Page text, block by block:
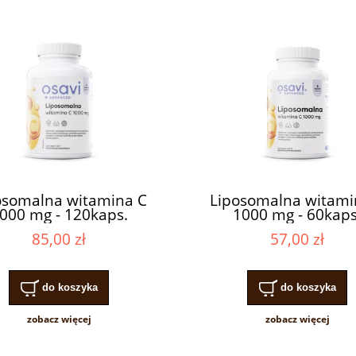
witamina C
mg - 120kaps.
85,00 zł
do koszyka
zobacz więcej
Liposomalna
1000 mg -
57,00 zł
do koszyka
zobacz więcej